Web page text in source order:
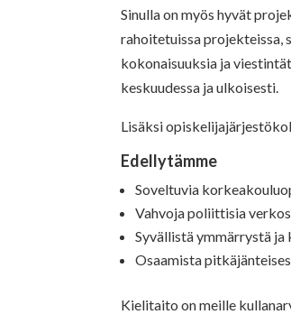
Sinulla on myös hyvät
rahoitetuissa projekteissa,
kokonaisuuksia ja
keskuudessa ja ulkoisesti.
Lisäksi
Edellytämme
Soveltuvia
Vahvoja poliittisia
Syvällistä ymmärrystä
Osaamista
Kielitaito on meille